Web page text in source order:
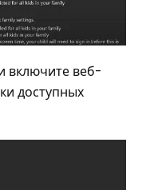
включите веб-
доступных